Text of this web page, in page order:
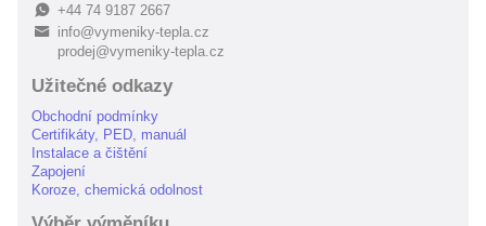
E+44 74 9187 2667
B
info@vymeniky-tepla.cz
prodej@vymeniky-tepla.cz
Užitečné odkazy
Obchodní podmínky
Certifikáty, PED, manuál
Instalace a čištění
Zapojení
Koroze, chemická odolnost